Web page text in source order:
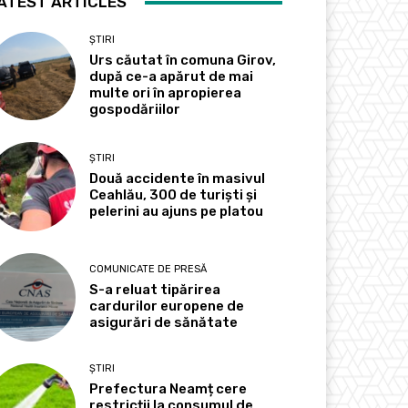
ȘTIRI
Urs căutat în comuna Girov,
după ce-a apărut de mai
multe ori în apropierea
gospodăriilor
ȘTIRI
Două accidente în masivul
Ceahlău, 300 de turiști și
pelerini au ajuns pe platou
COMUNICATE DE PRESĂ
S-a reluat tipărirea
cardurilor europene de
asigurări de sănătate
ȘTIRI
Prefectura Neamț cere